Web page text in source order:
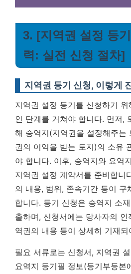
3. [지역권 설정 등
력: 실전 신청 절차]
지역권 등기 신청, 이렇게
지역권 설정 등기를 신청하기
인 단계를 거쳐야 합니다. 먼저,
해 승역지(지역권을 설정해주는
권의 이익을 받는 토지)의 소유
야 합니다. 이후, 승역지와 요역
지역권 설정 계약서를 준비합니
의 내용, 범위, 존속기간 등이 구
합니다. 등기 신청은 승역지 소
출하며, 신청서에는 당사자의
역권의 내용 등이 상세히 기재되
필요 서류로는 신청서, 지역권
요역지 등기필 정보(등기부등본